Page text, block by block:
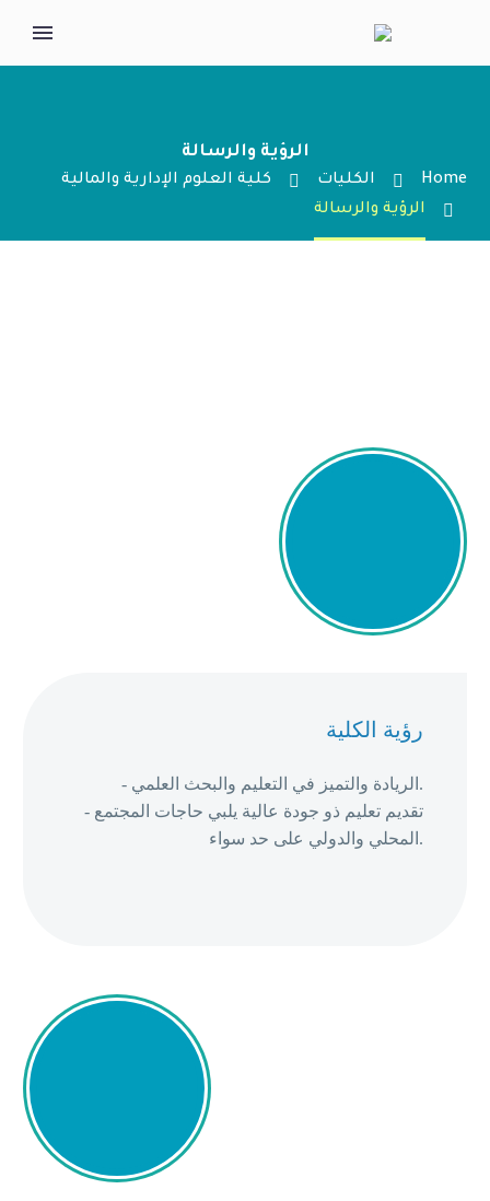
الرؤية والرسالة
Home الكليات
كلية العلوم الإدارية والمالية
الرؤية والرسالة
رؤية الكلية
- الريادة والتميز في التعليم والبحث العلمي.
- تقديم تعليم ذو جودة عالية يلبي حاجات المجتمع
المحلي والدولي على حد سواء.